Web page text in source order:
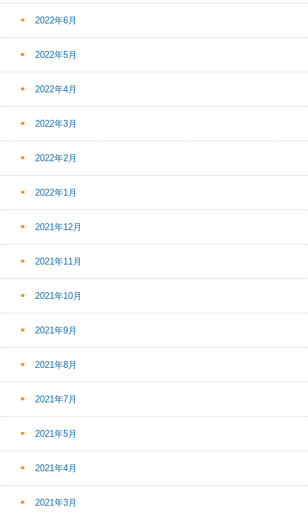
2022年6月
2022年5月
2022年4月
2022年3月
2022年2月
2022年1月
2021年12月
2021年11月
2021年10月
2021年9月
2021年8月
2021年7月
2021年5月
2021年4月
2021年3月